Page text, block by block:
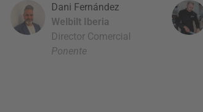
Dani Fernández
Welbilt Iberia
Director Comercial
Ponente